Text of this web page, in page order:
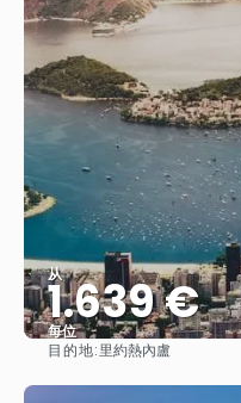
从
1.639 €
每位
目的地:里約熱內盧